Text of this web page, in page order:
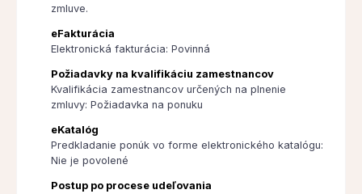
zmluve.
eFakturácia
Elektronická fakturácia: Povinná
Požiadavky na kvalifikáciu zamestnancov
Kvalifikácia zamestnancov určených na plnenie
zmluvy: Požiadavka na ponuku
eKatalóg
Predkladanie ponúk vo forme elektronického katalógu:
Nie je povolené
Postup po procese udeľovania